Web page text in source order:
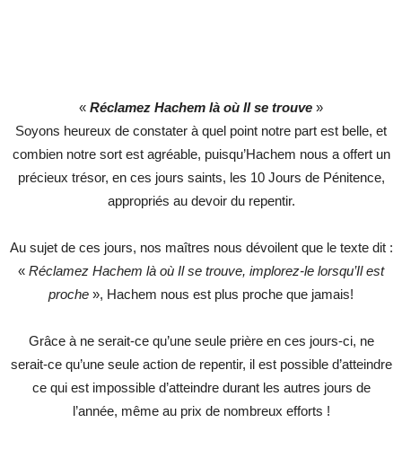
« Réclamez Hachem là où Il se trouve »
Soyons heureux de constater à quel point notre part est belle, et
combien notre sort est agréable, puisqu’Hachem nous a offert un
précieux trésor, en ces jours saints, les 10 Jours de Pénitence,
appropriés au devoir du repentir.
Au sujet de ces jours, nos maîtres nous dévoilent que le texte dit :
« Réclamez Hachem là où Il se trouve, implorez-le lorsqu’Il est
proche », Hachem nous est plus proche que jamais!
Grâce à ne serait-ce qu’une seule prière en ces jours-ci, ne
serait-ce qu’une seule action de repentir, il est possible d’atteindre
ce qui est impossible d’atteindre durant les autres jours de
l’année, même au prix de nombreux efforts !